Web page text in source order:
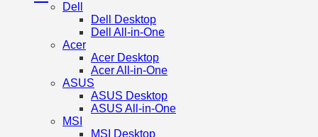
Dell
Dell Desktop
Dell All-in-One
Acer
Acer Desktop
Acer All-in-One
ASUS
ASUS Desktop
ASUS All-in-One
MSI
MSI Desktop